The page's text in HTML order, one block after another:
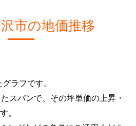
市の地価推移
ラフです。
スパンで、その坪単価の上昇・
。